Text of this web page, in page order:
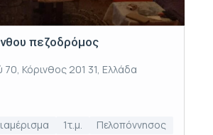
πεζοδρόμος
70, Κόρινθος 201 31, Ελλάδα
1τ.μ.
Πελοπόννησος